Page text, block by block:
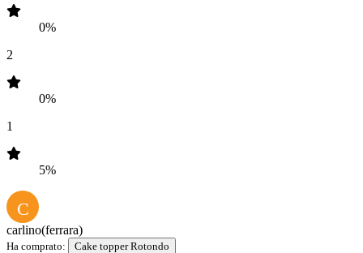
0%
2
0%
1
5%
C
carlino(ferrara)
Ha comprato: Cake topper Rotondo